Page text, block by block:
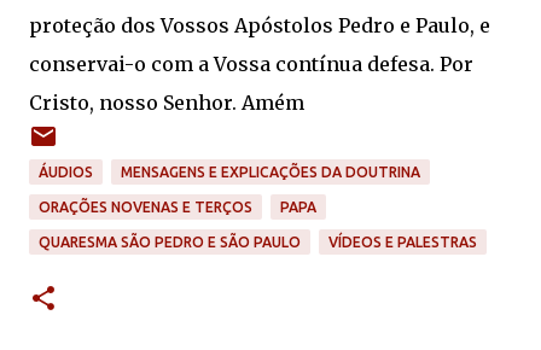
proteção dos Vossos Apóstolos Pedro e Paulo, e
conservai-o com a Vossa contínua defesa. Por
Cristo, nosso Senhor. Amém
ÁUDIOS MENSAGENS E EXPLICAÇÕES DA DOUTRINA
ORAÇÕES NOVENAS E TERÇOS PAPA
QUARESMA SÃO PEDRO E SÃO PAULO VÍDEOS E PALESTRAS